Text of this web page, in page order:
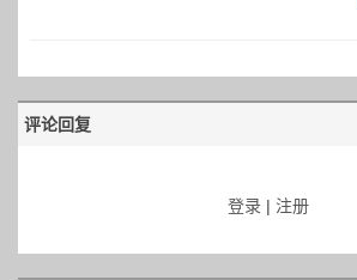
评论回复
登录 | 注册